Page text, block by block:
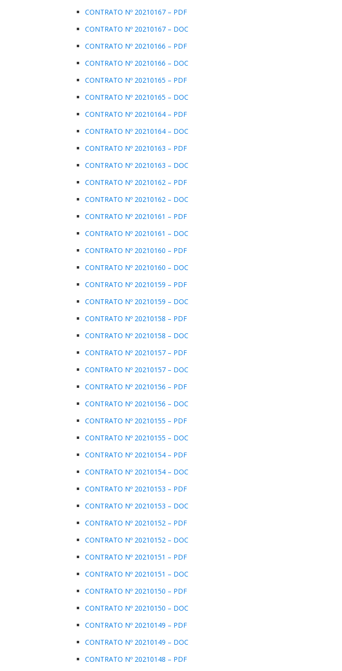
CONTRATO Nº 20210167 – PDF
CONTRATO Nº 20210167 – DOC
CONTRATO Nº 20210166 – PDF
CONTRATO Nº 20210166 – DOC
CONTRATO Nº 20210165 – PDF
CONTRATO Nº 20210165 – DOC
CONTRATO Nº 20210164 – PDF
CONTRATO Nº 20210164 – DOC
CONTRATO Nº 20210163 – PDF
CONTRATO Nº 20210163 – DOC
CONTRATO Nº 20210162 – PDF
CONTRATO Nº 20210162 – DOC
CONTRATO Nº 20210161 – PDF
CONTRATO Nº 20210161 – DOC
CONTRATO Nº 20210160 – PDF
CONTRATO Nº 20210160 – DOC
CONTRATO Nº 20210159 – PDF
CONTRATO Nº 20210159 – DOC
CONTRATO Nº 20210158 – PDF
CONTRATO Nº 20210158 – DOC
CONTRATO Nº 20210157 – PDF
CONTRATO Nº 20210157 – DOC
CONTRATO Nº 20210156 – PDF
CONTRATO Nº 20210156 – DOC
CONTRATO Nº 20210155 – PDF
CONTRATO Nº 20210155 – DOC
CONTRATO Nº 20210154 – PDF
CONTRATO Nº 20210154 – DOC
CONTRATO Nº 20210153 – PDF
CONTRATO Nº 20210153 – DOC
CONTRATO Nº 20210152 – PDF
CONTRATO Nº 20210152 – DOC
CONTRATO Nº 20210151 – PDF
CONTRATO Nº 20210151 – DOC
CONTRATO Nº 20210150 – PDF
CONTRATO Nº 20210150 – DOC
CONTRATO Nº 20210149 – PDF
CONTRATO Nº 20210149 – DOC
CONTRATO Nº 20210148 – PDF